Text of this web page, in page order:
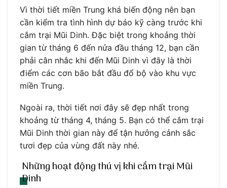
Vì thời tiết miền Trung khá biến động nên bạn
cần kiểm tra tình hình dự báo kỹ càng trước khi
cắm trại Mũi Dinh. Đặc biệt trong khoảng thời
gian từ tháng 6 đến nửa đầu tháng 12, bạn cần
phải cân nhắc khi đến Mũi Dinh vì đây là thời
điểm các cơn bão bắt đầu đổ bộ vào khu vực
miền Trung.
Ngoài ra, thời tiết nơi đây sẽ đẹp nhất trong
khoảng từ tháng 4, tháng 5. Bạn có thể cắm trại
Mũi Dinh thời gian này để tận hưởng cảnh sắc
tươi đẹp của vùng đất này nhé.
Những hoạt động thú vị khi cắm trại Mũi
Dinh